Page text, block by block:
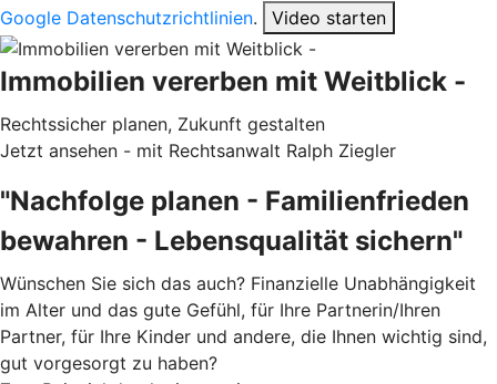
Google Datenschutzrichtlinien. Video starten
Immobilien vererben mit Weitblick -
Rechtssicher planen, Zukunft gestalten
Jetzt ansehen - mit Rechtsanwalt Ralph Ziegler
"Nachfolge planen - Familienfrieden
bewahren - Lebensqualität sichern"
Wünschen Sie sich das auch? Finanzielle Unabhängigkeit
im Alter und das gute Gefühl, für Ihre Partnerin/Ihren
Partner, für Ihre Kinder und andere, die Ihnen wichtig sind,
gut vorgesorgt zu haben?